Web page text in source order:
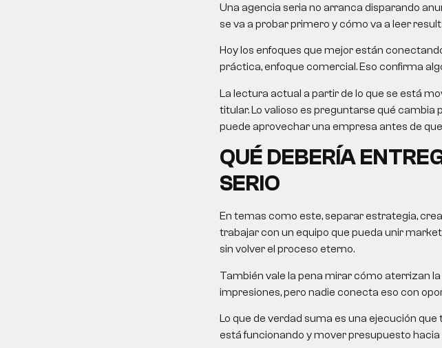
Una agencia seria no arranca disparando
se va a probar primero y cómo va a leer
Hoy los enfoques que mejor están
práctica, enfoque comercial. Eso confirma
La lectura actual a partir de lo que se está
titular. Lo valioso es preguntarse qué cambia
puede aprovechar una empresa antes de
QUÉ DEBERÍA
SERIO
En temas como este, separar estrategia,
trabajar con un equipo que pueda unir
sin volver el proceso eterno.
También vale la pena mirar cómo aterrizan
impresiones, pero nadie conecta eso con
Lo que de verdad suma es una ejecución
está funcionando y mover presupuesto hacia